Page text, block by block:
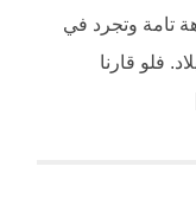
تامة ‏وتجرد في
فلو قارنا